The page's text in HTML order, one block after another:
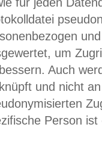
für jeden
um
Auch
und nicht
Person